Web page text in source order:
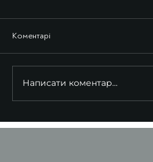
Коментарі
Написати коментар...